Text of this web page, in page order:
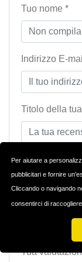
Per aiutare a
pubblicitari e fornire
Cliccando o navigando
consentirci di
Tuo nome *
Indirizzo E-
Titolo della
Tua
Tua